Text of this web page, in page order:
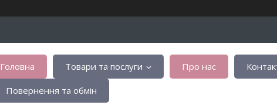
Головна Товари та послуги Про нас
Повернення та обмін